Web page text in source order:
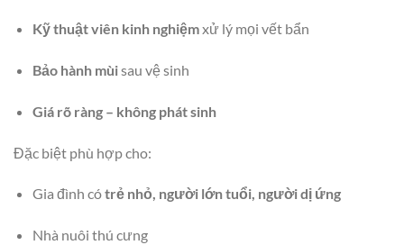
Kỹ thuật viên kinh nghiệmxử lý mọi vết bẩn
Bảo hành mùisau vệ sinh
Giá rõ ràng – không phát sinh
Đặc biệt phù hợp cho:
Gia đình cótrẻ nhỏ, người lớn tuổi, người dị ứng
Nhà nuôi thú cưng